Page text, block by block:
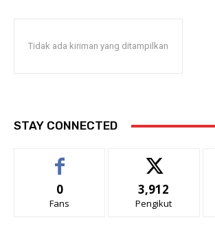
Tidak ada kiriman yang ditampilkan
STAY CONNECTED
0
Fans
3,912
Pengikut